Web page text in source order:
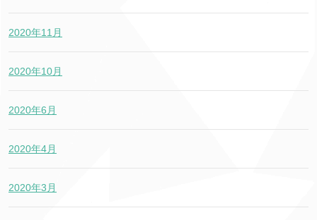
2020年11月
2020年10月
2020年6月
2020年4月
2020年3月